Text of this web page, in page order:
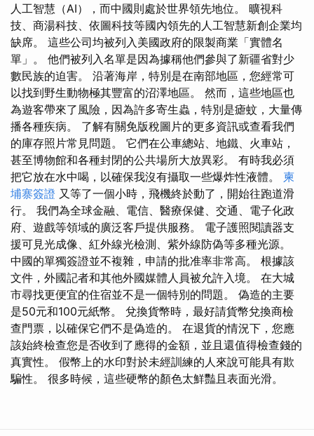
人工智慧（AI），而中國則處於世界領先地位。 曠視科
技、商湯科技、依圖科技等國內領先的人工智慧新創企業均
缺席。 這些公司均被列入美國政府的限製商業「實體名
單」。 他們被列入名單是因為據稱他們參與了新疆省對少
數民族的迫害。 沿著海岸，特別是在南部地區，您經常可
以找到野生動物極其豐富的沼澤地區。 然而，這些地區也
為遊客帶來了風險，因為許多寄生蟲，特別是瘧蚊，大量傳
播各種疾病。 了解有關免版稅圖片的更多資訊或查看我們
的庫存照片常見問題。 它們在公車總站、地鐵、火車站，
甚至博物館和各種封閉的公共場所大放異彩。 有時我必須
把它放在水中喝，以確保我沒有攝取一些爆炸性液體。 柬
埔寨簽證 又等了一個小時，飛機終於動了，開始往跑道滑
行。 我們為全球金融、電信、醫療保健、交通、電子化政
府、遊戲等領域的廣泛客戶提供服務。 電子護照閱讀器支
援可見光成像、紅外線光檢測、紫外線防偽等多種光源。
中國的單獨簽證並不複雜，申請的批准率非常高。 根據該
文件，外國記者和其他外國媒體人員被允許入境。 在大城
市尋找更便宜的住宿並不是一個特別的問題。 偽造的主要
是50元和100元紙幣。 兌換貨幣時，最好請貨幣兌換商檢
查門票，以確保它們不是偽造的。 在退貨的情況下，您應
該始終檢查您是否收到了應得的金額，並且還值得檢查錢的
真實性。 假幣上的水印對於未經訓練的人來說可能具有欺
騙性。 很多時候，這些硬幣的顏色太鮮豔且表面光滑。